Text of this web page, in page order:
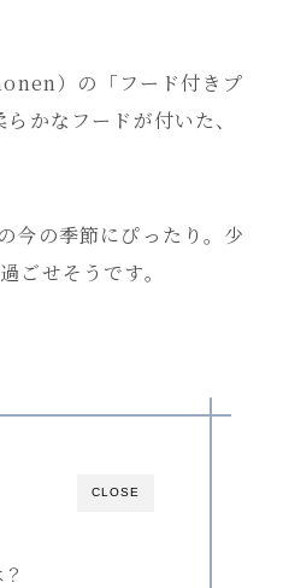
）の「フード付きプ
かなフードが付いた、
今の季節にぴったり。少
ごせそうです。
CLOSE